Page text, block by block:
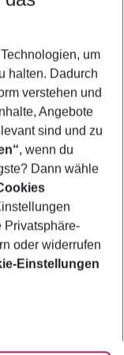
um
halten. Dadurch
verstehen und
Angebote
sind und zu
, wenn du
Dann wähle
Privatsphäre-
oder widerrufen
Einstellungen